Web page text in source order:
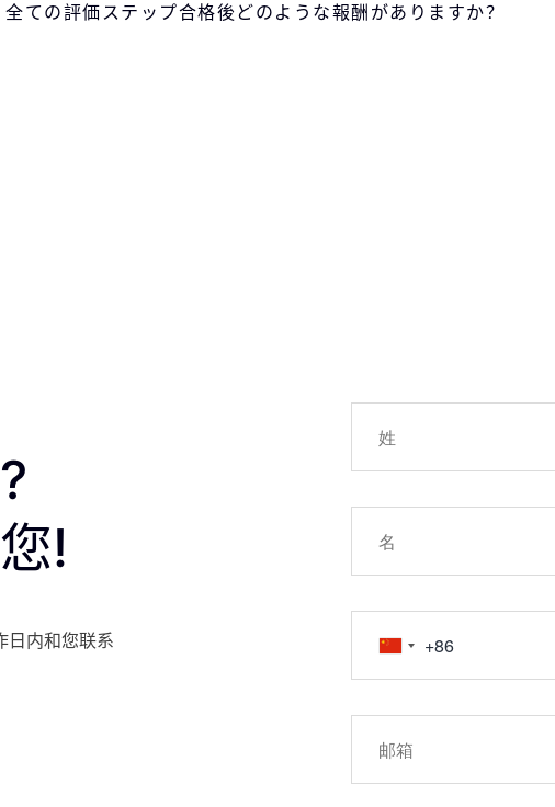
全ての評価ステップ合格後どのような報酬がありますか？
!
日内和您联系